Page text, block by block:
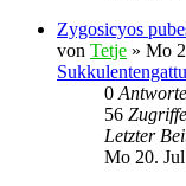
Zygosicyos
von Tetje » Mo
0
56 Zugriffe
Letzter
Mo 20.